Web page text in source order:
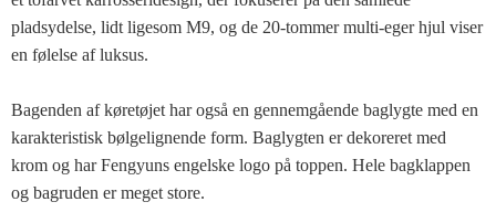
pladsydelse, lidt ligesom M9, og de 20-tommer multi-eger hjul viser
en følelse af luksus.
Bagenden af ​​køretøjet har også en gennemgående baglygte med en
karakteristisk bølgelignende form. Baglygten er dekoreret med
krom og har Fengyuns engelske logo på toppen. Hele bagklappen
og bagruden er meget store.